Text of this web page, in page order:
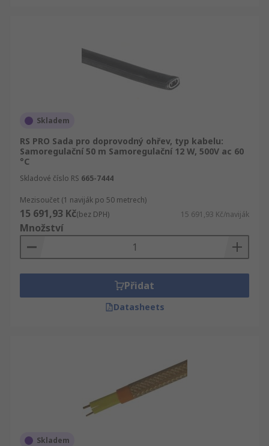
Skladem
RS PRO Sada pro doprovodný ohřev, typ kabelu:
Samoregulační 50 m Samoregulační 12 W, 500V ac 60
°C
Skladové číslo RS 665-7444
Mezisoučet (1 naviják po 50 metrech)
15 691,93 Kč(bez DPH) 15 691,93 Kč/naviják
Množství
Přidat
Datasheets
Skladem